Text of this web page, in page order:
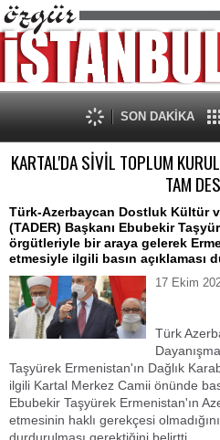
SON DAKİKA
KARTAL'DA SİVİL TOPLUM
TAM
Türk-Azerbaycan Dostluk Kültür
(TADER) Başkanı Ebubekir
örgütleriyle bir araya gelerek
etmesiyle ilgili basın açıklaması
17 Ekim
Türk
Taşyürek Ermenistan'ın Dağlık
ilgili Kartal Merkez Camii önünde
Ebubekir Taşyürek Ermenistan'ın
etmesinin haklı gerekçesi